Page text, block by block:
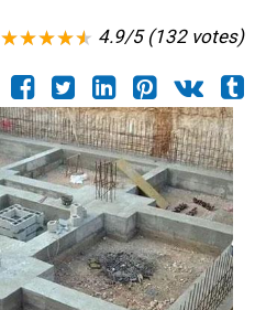
4.9/5 (132 votes)